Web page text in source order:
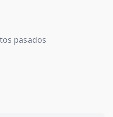
pasados